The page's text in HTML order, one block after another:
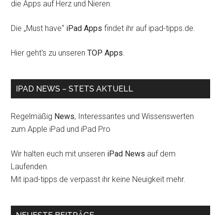
die Apps auf Herz und Nieren.
Die „Must have“ iPad Apps findet ihr auf ipad-tipps.de.
Hier geht's zu unserenTOP Apps.
IPAD NEWS – STETS AKTUELL
Regelmäßig News, Interessantes und Wissenswerten
zum Apple iPad und iPad Pro
Wir halten euch mit unseren iPad News auf dem
Laufenden.
Mit ipad-tipps.de verpasst ihr keine Neuigkeit mehr.